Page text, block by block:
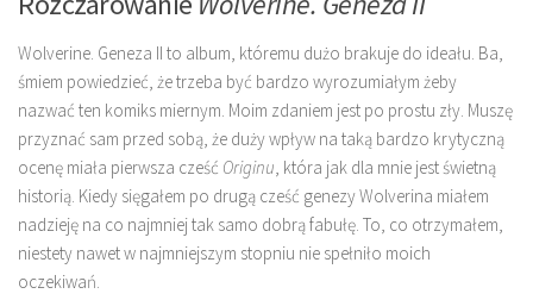
Wolverine. Geneza II to album, któremu dużo brakuje do ideału. Ba,
śmiem powiedzieć, że trzeba być bardzo wyrozumiałym żeby
nazwać ten komiks miernym. Moim zdaniem jest po prostu zły. Muszę
przyznać sam przed sobą, że duży wpływ na taką bardzo krytyczną
ocenę miała pierwsza cześć Originu, która jak dla mnie jest świetną
historią. Kiedy sięgałem po drugą cześć genezy Wolverina miałem
nadzieję na co najmniej tak samo dobrą fabułę. To, co otrzymałem,
niestety nawet w najmniejszym stopniu nie spełniło moich
oczekiwań.